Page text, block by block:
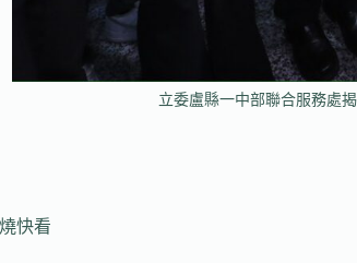
立委盧縣一中部聯合服務處
快看